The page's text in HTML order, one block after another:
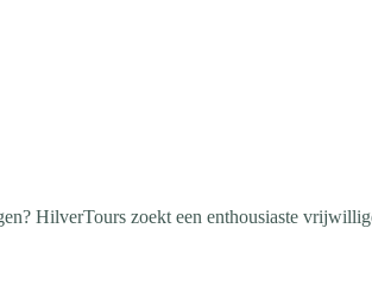
HilverTours zoekt een enthousiaste